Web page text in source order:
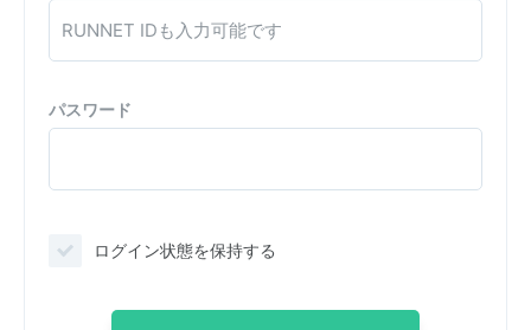
パスワード
ログイン状態を保持する